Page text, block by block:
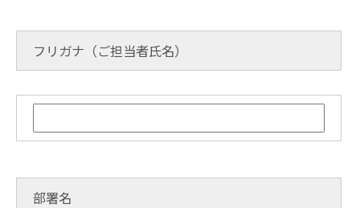
フリガナ（ご担当者氏名）
部署名